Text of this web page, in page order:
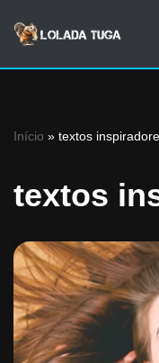
Avançar
Início » textos
textos